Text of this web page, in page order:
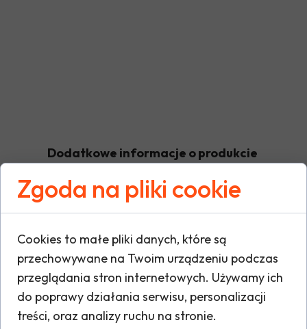
Dodatkowe informacje o produkcie
W tej sekcji warto umieścić istotne
warunki gwarancji, zalecenia dotyczące
oraz ewentualne certyfikaty lub nagrody.
i buduje zaufanie do marki.
Zgoda na pliki cookie
Cookies to małe pliki danych, które są
przechowywane na Twoim urządzeniu podczas
przeglądania stron internetowych. Używamy ich
do poprawy działania serwisu, personalizacji
treści, oraz analizy ruchu na stronie.